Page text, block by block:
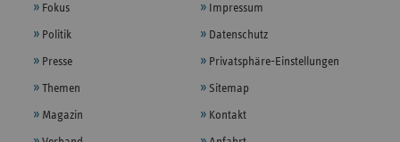
Fokus
Politik
Presse
Themen
Magazin
Impressum
Datenschutz
Privatsphäre-Einstellungen
Sitemap
Kontakt